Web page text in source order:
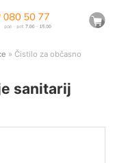
» Čistilo za občasno
sanitarij